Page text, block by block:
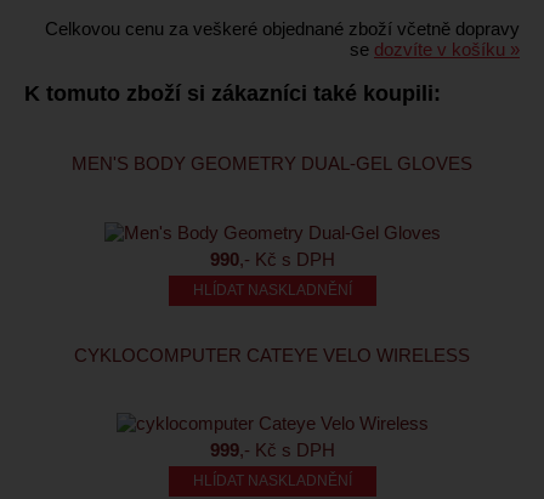
Celkovou cenu za veškeré objednané zboží včetně dopravy
se dozvíte v košíku »
K tomuto zboží si zákazníci také koupili:
MEN'S BODY GEOMETRY DUAL-GEL GLOVES
990,- Kč s DPH
HLÍDAT NASKLADNĚNÍ
CYKLOCOMPUTER CATEYE VELO WIRELESS
999,- Kč s DPH
HLÍDAT NASKLADNĚNÍ